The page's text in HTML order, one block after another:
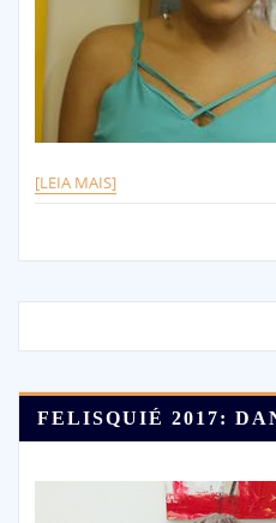
[LEIA MAIS]
FELISQUIÉ 2017: